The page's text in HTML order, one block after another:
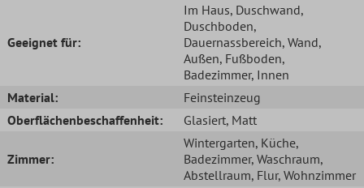
Geeignet für:
Im Haus, Duschwand,
Duschboden,
Dauernassbereich, Wand,
Außen, Fußboden,
Badezimmer, Innen
Material:
Feinsteinzeug
Oberflächenbeschaffenheit:
Glasiert, Matt
Zimmer:
Wintergarten, Küche,
Badezimmer, Waschraum,
Abstellraum, Flur, Wohnzimmer